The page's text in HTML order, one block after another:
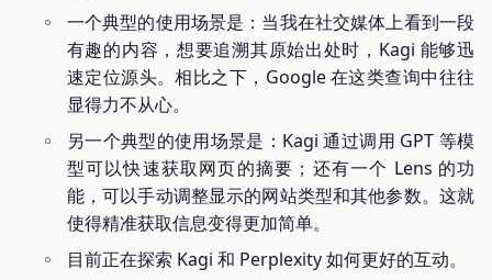
一个典型的使用场景是：当我在社交媒体上看到一段
有趣的内容，想要追溯其原始出处时，Kagi 能够迅
速定位源头。相比之下，Google 在这类查询中往往
显得力不从心。
另一个典型的使用场景是：Kagi 通过调用 GPT 等模
型可以快速获取网页的摘要；还有一个 Lens 的功
能，可以手动调整显示的网站类型和其他参数。这就
使得精准获取信息变得更加简单。
目前正在探索 Kagi 和 Perplexity 如何更好的互动。